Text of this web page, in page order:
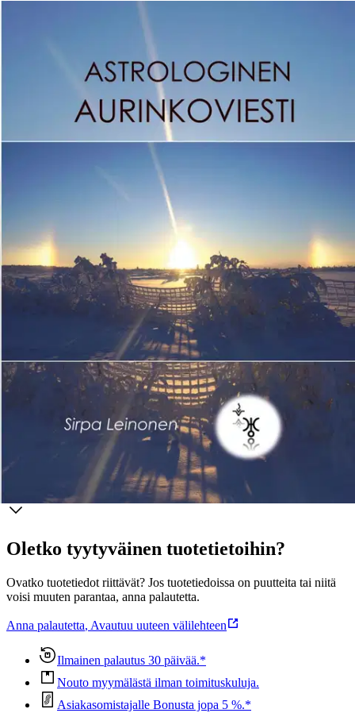
Tuotekuvaus
Kirjassani olen kertonut ja kuvittanut Astrologian perusteet. Mihin
aloittelijalle. Perusteet, elementit, laadut, vuodenajat,
hallitsijaplaneetat, planeetat, asteroidit, huoneet olen kuvannut
kootusti graafisina kuvina, niihin on helppo palata aina
uudestaankin. Kirjan koko on A4. Kaikki on hyvin kiteytetty
helposti omaksuttavaan muotoon.Aurinkopolusta ja siitä miten se
muodostuu peruselementeistä, saat uuden näkökulman tarkastella
parien ja perheiden dynamiikkaa, omaa kehitystäsi. Myös Kuun
Yläsolmu ja Alasolmu ovat osa polkua, samoin kartan kokonaisuus.
Näissä kaikissa ovat syntymäkartan lisäksi apuna progressiiviset
kartat. Oman esimerkkini lisäksi kirjassa on Englannin
kuninkaallisen perheen polkuja. Kirjassa on ohjeet mitä näitä voit
tehdä ja tutkia. Sielunsuunnitelmasi alkaa hahmottua tätäkin kautta.
Kirjassa kerron astrologian kautta myös omaa polkuani ja kasvua
ihmisenä. Astrologia on avannut ovia ja olen oppinut tuntemaan
itseäni aina vain enemmän. Olen oppinut tuntemaan kaunista
sieluani ja sielunsuunnitelmaani. Kirjan koko on A4. Kirjassa on
paljon graafisia kuvia.
tuotekuvausta
Ominaisuudet
Oletko tyytyväinen tuotetietoihin?
Ovatko tuotetiedot riittävät? Jos tuotetiedoissa on puutteita tai niitä
voisi muuten parantaa, anna palautetta.
Anna palautetta, Avautuu uuteen välilehteen
Ilmainen palautus 30 päivää.*
Nouto myymälästä ilman toimituskuluja.
Asiakasomistajalle Bonusta jopa 5 %.*